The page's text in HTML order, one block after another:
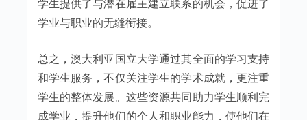
学生提供了与潜在雇主建立联系的机会，促进了
学业与职业的无缝衔接。
总之，澳大利亚国立大学通过其全面的学习支持
和学生服务，不仅关注学生的学术成就，更注重
学生的整体发展。这些资源共同助力学生顺利完
成学业，提升他们的个人和职业能力，使他们在